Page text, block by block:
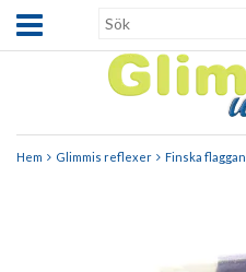
Hem Glimmis reflexer Finska flaggan